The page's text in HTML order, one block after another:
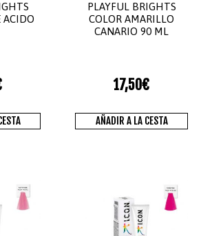
ACIDO
PLAYFUL BRIGHTS
COLOR AMARILLO
CANARIO 90 ML
17,50€
AÑADIR A LA CESTA